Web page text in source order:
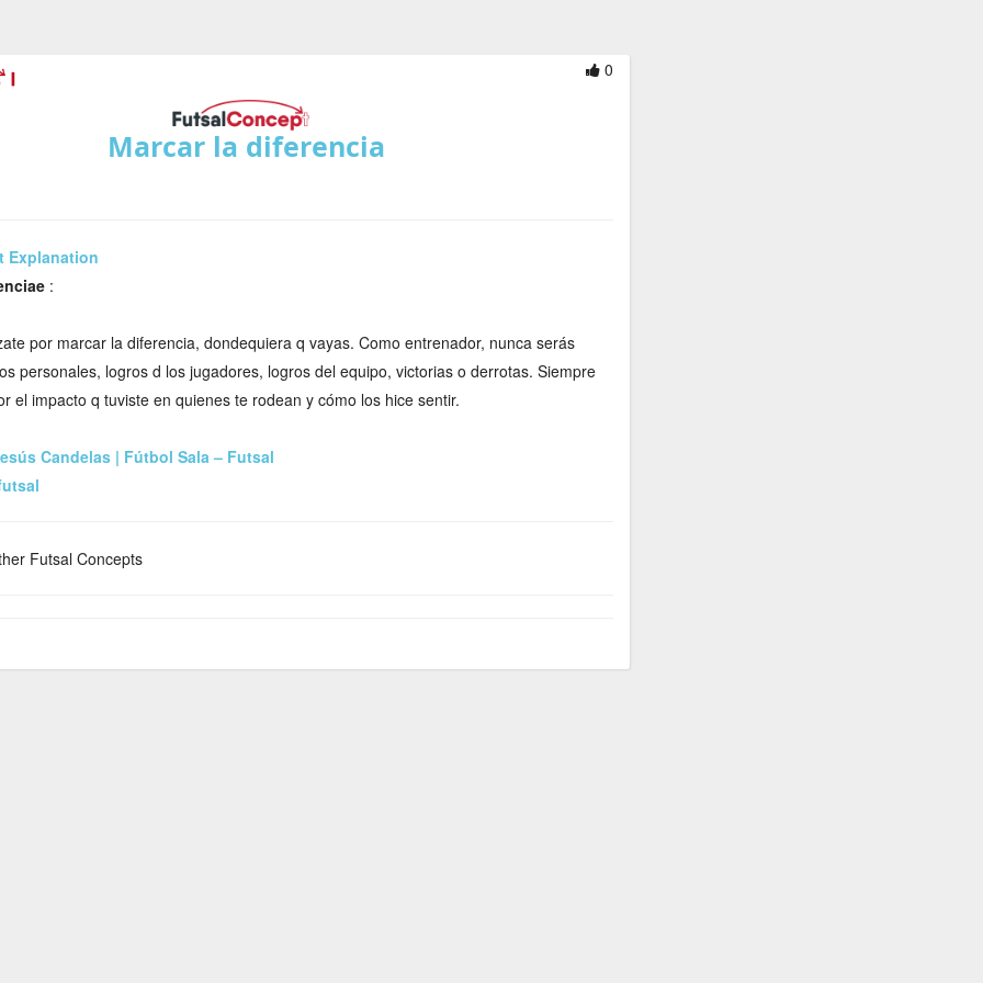
0
Marcar la diferencia
Explanation
:
por marcar la diferencia, dondequiera q vayas. Como entrenador, nunca serás
personales, logros d los jugadores, logros del equipo, victorias o derrotas. Siempre
el impacto q tuviste en quienes te rodean y cómo los hice sentir.
Candelas | Fútbol Sala – Futsal
Futsal Concepts